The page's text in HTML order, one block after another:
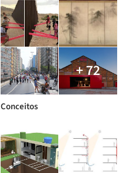
+ 72
Conceitos